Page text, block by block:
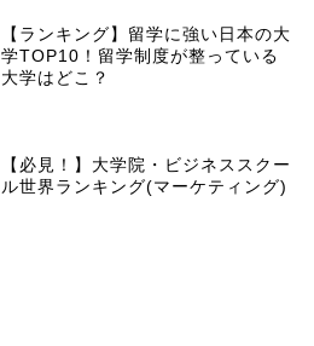
【ランキング】留学に強い日本の大
学TOP10！留学制度が整っている
大学はどこ？
【必見！】大学院・ビジネススクー
ル世界ランキング(マーケティング)